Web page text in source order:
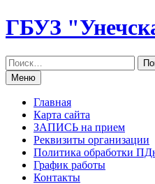
Перейти
к
ГБУЗ
Меню
Главная
Карта сайта
ЗАПИСЬ на прием
Реквизиты организации
Политика обработки
График работы
Контакты